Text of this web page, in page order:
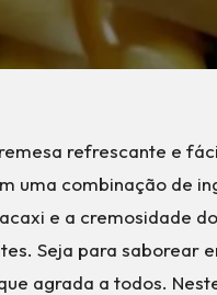
refrescante e
uma combinação de
e a cremosidade
Seja para saborear
agrada a todos.